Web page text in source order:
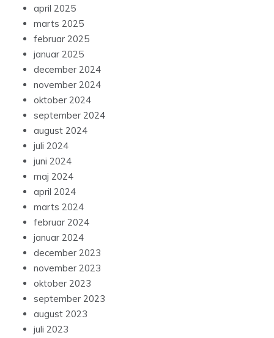
april 2025
marts 2025
februar 2025
januar 2025
december 2024
november 2024
oktober 2024
september 2024
august 2024
juli 2024
juni 2024
maj 2024
april 2024
marts 2024
februar 2024
januar 2024
december 2023
november 2023
oktober 2023
september 2023
august 2023
juli 2023